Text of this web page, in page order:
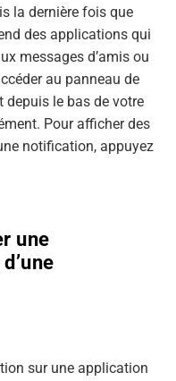
la dernière fois que
des applications qui
messages d’amis ou
au panneau de
depuis le bas de votre
Pour afficher des
notification, appuyez
une
sur une application